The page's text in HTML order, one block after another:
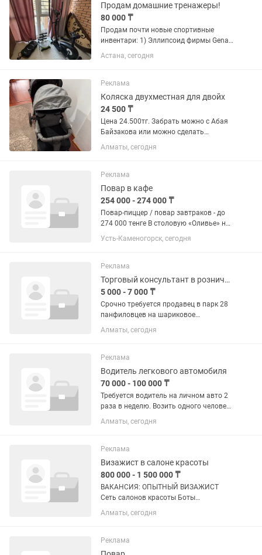
Продам домашние тренажеры!
80 000 ₸
Продам почти новые спортивные
инвентари: 1) Эллипсоид фирмы Genau
2) Мультистанция
Многофункциональный домашний
машина), который часто используется
для тренировки...
Астана, сегодня
Реклама
Коляска двухместная для двойх
24 500 ₸
Цена 24.500тг. Забрать можно с Абая
Байзакова или можно сделать
доставку за ваш счет, продаем так как
больше не нужно
Алматы, сегодня
Реклама
Повар в кафе
254 000 - 274 000 ₸
Повар-пиццер / повар завтраков - до
274 000 тенге В столовую «Оливье» на
ул. Абая, 1/1 требуется повар на
постоянную работу. Если умеете
соблюдаете график - ждём в...
Усть-Каменогорск, сегодня
Реклама
Торговый консультант в розничной торговле
5 000 - 7 000 ₸
Срочно требуется продавец в парк 28
панфиловцев на шариковое
мороженого.Только девушки от 16 до
25 лет.Желательно проживающие
понедельник выходной день. Зп 7к в...
Алматы, сегодня
Реклама
Водитель легкового автомобиля
70 000 - 100 000 ₸
Требуется водитель на личном авто 2
раза в неделю. Возить одного человека
на работу и домой. 1.Утром маршрут с
7.30 Абая, Алтынсарина - завод Эфес (
16.00 Завод...
Алматы, сегодня
Реклама
Визажист в салоне красоты
800 000 - 1 500 000 ₸
ВАКАНСИЯ: ОПЫТНЫЙ ВИЗАЖИСТ
Сеть салонов красоты Боты
Абдирамановой приглашает в команду
талантливого визажиста с опытом
проспект Абая, 109В, Алматы 💰 Доход:
от...
Алматы, сегодня
Реклама